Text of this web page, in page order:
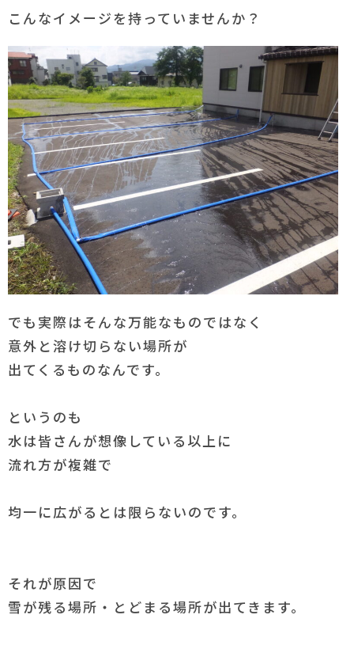
こんなイメージを持っていませんか？
でも実際はそんな万能なものではなく
意外と溶け切らない場所が
出てくるものなんです。
というのも
水は皆さんが想像している以上に
流れ方が複雑で
均一に広がるとは限らないのです。
それが原因で
雪が残る場所・とどまる場所が出てきます。